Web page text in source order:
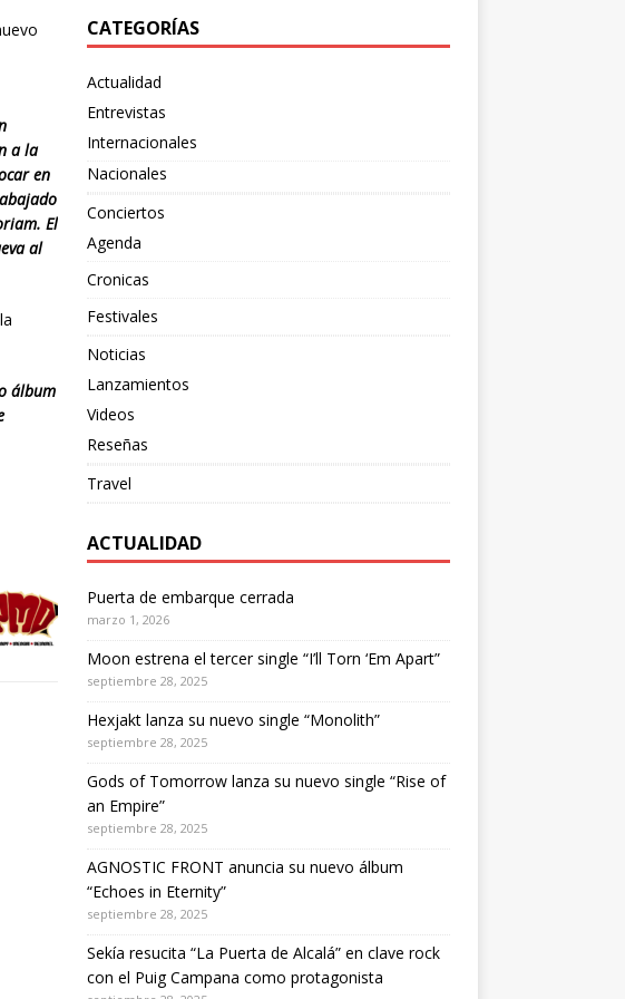
a la
en
El
al
álbum
CATEGORÍAS
Actualidad
Entrevistas
Internacionales
Nacionales
Conciertos
Agenda
Cronicas
Festivales
Noticias
Lanzamientos
Videos
Reseñas
Travel
ACTUALIDAD
Puerta de embarque cerrada
marzo 1, 2026
Moon estrena el tercer single “I’ll Torn ‘Em Apart”
septiembre 28, 2025
Hexjakt lanza su nuevo single “Monolith”
septiembre 28, 2025
Gods of Tomorrow lanza su nuevo single “Rise of
an Empire”
septiembre 28, 2025
AGNOSTIC FRONT anuncia su nuevo álbum
“Echoes in Eternity”
septiembre 28, 2025
Sekía resucita “La Puerta de Alcalá” en clave rock
con el Puig Campana como protagonista